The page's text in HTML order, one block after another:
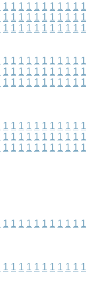
1 1 1 1 1 1 1 1 1 1 1
1 1 1 1 1 1 1 1 1 1 1
1 1 1 1 1 1 1 1 1 1 1
1 1 1 1 1 1 1 1 1 1 1
1 1 1 1 1 1 1 1 1 1 1
1 1 1 1 1 1 1 1 1 1 1
1 1 1 1 1 1 1 1 1 1 1
1 1 1 1 1 1 1 1 1 1 1
1 1 1 1 1 1 1 1 1 1 1
1 1 1 1 1 1 1 1 1 1 1
1 1 1 1 1 1 1 1 1 1 1